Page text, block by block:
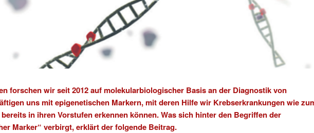
forschen wir seit 2012 auf molekularbiologischer Basis an der Diagnostik von
uns mit epigenetischen Markern, mit deren Hilfe wir Krebserkrankungen wie
in ihren Vorstufen erkennen können. Was sich hinter den Begriffen der
Marker“ verbirgt, erklärt der folgende Beitrag.